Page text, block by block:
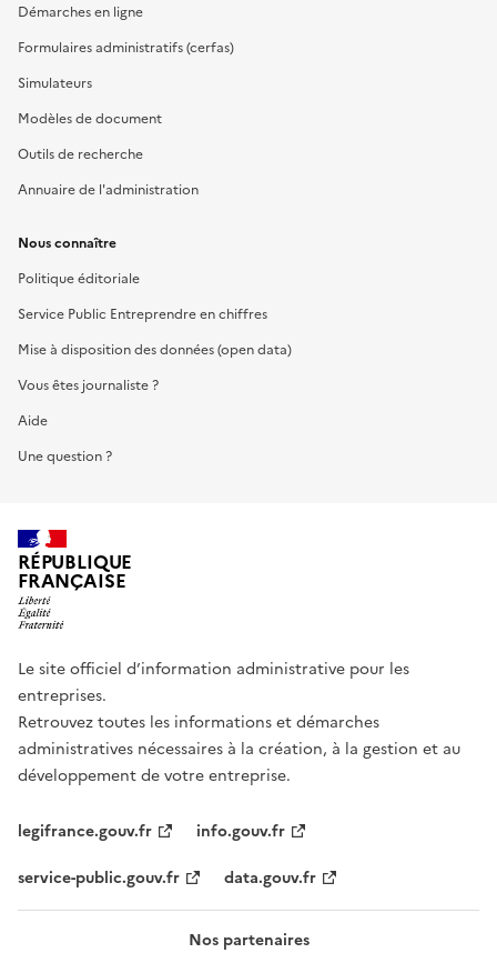
Démarches en ligne
Formulaires administratifs (cerfas)
Simulateurs
Modèles de document
Outils de recherche
Annuaire de l'administration
Nous connaître
Politique éditoriale
Service Public Entreprendre en chiffres
Mise à disposition des données (open data)
Vous êtes journaliste ?
Aide
Une question ?
RÉPUBLIQUE
FRANÇAISE
Le site officiel d’information administrative pour les
entreprises.
Retrouvez toutes les informations et démarches
administratives nécessaires à la création, à la gestion et au
développement de votre entreprise.
legifrance.gouv.fr
info.gouv.fr
service-public.gouv.fr
data.gouv.fr
Nos partenaires